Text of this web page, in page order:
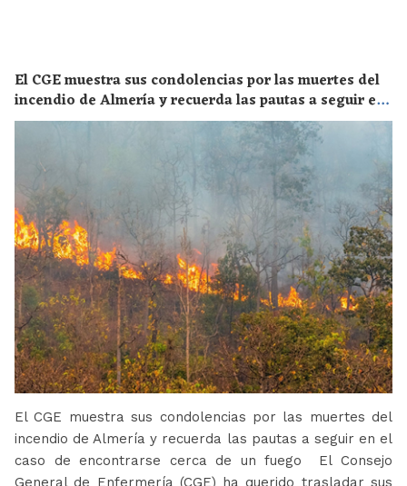
El CGE muestra sus condolencias por las muertes del
incendio de Almería y recuerda las pautas a seguir en
el caso de encontrarse cerca de un fuego
El CGE muestra sus condolencias por las muertes del
incendio de Almería y recuerda las pautas a seguir en el
caso de encontrarse cerca de un fuego El Consejo
General de Enfermería (CGE) ha querido trasladar sus